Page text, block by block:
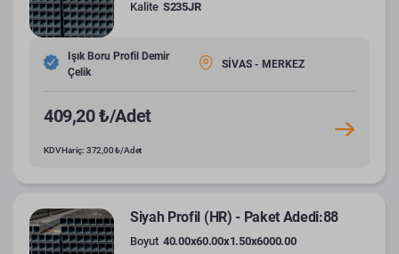
Kalite S235JR
Işık Boru Profil Demir
Çelik
SİVAS - MERKEZ
409,20 ₺/Adet
KDV Hariç: 372,00 ₺/Adet
Siyah Profil (HR) - Paket Adedi:88
Boyut 40.00x60.00x1.50x6000.00